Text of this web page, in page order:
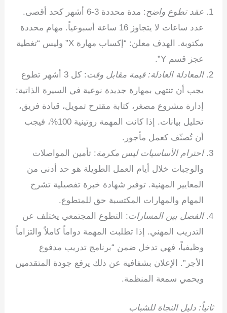
عقد تطوع واضح
: مدة محددة 3-6 أشهر كحد أقصى.
عدد ساعات لا يتجاوز 16 ساعة أسبوعياً. مهام محددة
مكتوبة. الهدف معلن: “إكساب مهارة X” وليس “تغطية
عجز قسم Y”.
المعادلة العادلة: قيمة مقابل وقت
: كل 3 أشهر تطوع
يجب أن تنتهي بمهارة جديدة نوعية في السيرة الذاتية:
إدارة مشروع مصغر، كتابة مقترح تمويل، قيادة فريق،
تحليل بيانات. إذا كانت المهمة روتينية 100%، فيجب
أن تُصنّف كعمل مأجور.
احترام الأساسيات ليس مكرمة : تأمين المواصلات
والوجبات خلال أيام العمل الطويلة هو حد أدنى من
المعايير المهنية. توفير شهادة خبرة تفصيلية تشرح
المهام والمهارات المكتسبة حق للمتطوع.
الفصل بين المسارات : التطوع المجتمعي يختلف عن
التدريب المهني. إذا تطلبت المهمة دواماً كاملاً والتزاماً
وظيفياً، فهي تدخل ضمن “برنامج تدريب مدفوع
الأجر”. الإعلان بشفافية عن ذلك يرفع جودة المتقدمين
ويحمي سمعة المنظمة.
ثانياً: دليل النجاة للشباب